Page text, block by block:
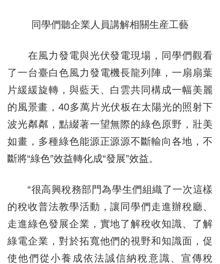
同學們聽企業人員講解相關生産工藝
在風力發電與光伏發電現場，同學們觀看
了一台臺白色風力發電機長龍列陣，一扇扇葉
片緩緩旋轉，與藍天、白雲共同構成一幅美麗
的風景畫，40多萬片光伏板在太陽光的照射下
波光粼粼，點綴著一望無際的綠色原野，壯美
如畫，多種綠色能源正源源不斷輸向各地，不
斷將“綠色”效益轉化成“發展”效益。
“很高興稅務部門為學生們組織了一次這樣
的稅收普法教學活動，讓同學們走進辦稅廳、
走進綠色發展企業，實地了解稅收知識、了解
綠電企業，對於拓寬他們的視野和知識面，促
使他們從小養成依法誠信納稅意識、宣傳稅